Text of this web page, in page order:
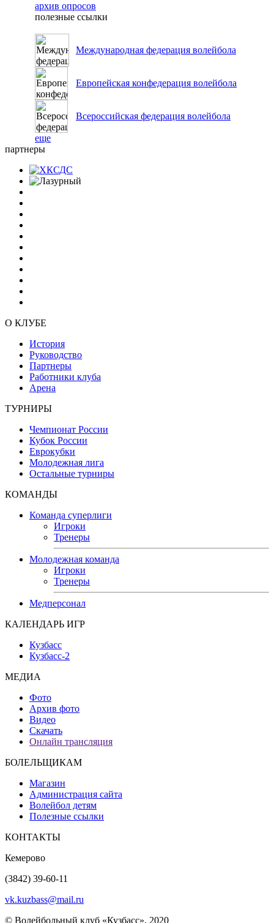
архив опросов
полезные ссылки
Международная федерация волейбола
Европейская конфедерация волейбола
Всероссийская федерация волейбола
еще
партнеры
О КЛУБЕ
История
Руководство
Партнеры
Работники клуба
Арена
ТУРНИРЫ
Чемпионат России
Кубок России
Еврокубки
Молодежная лига
Остальные турниры
КОМАНДЫ
Команда суперлиги
Игроки
Тренеры
Молодежная команда
Игроки
Тренеры
Медперсонал
КАЛЕНДАРЬ ИГР
Кузбасс
Кузбасс-2
МЕДИА
Фото
Архив фото
Видео
Скачать
Онлайн трансляция
БОЛЕЛЬЩИКАМ
Магазин
Администрация сайта
Волейбол детям
Полезные ссылки
КОНТАКТЫ
Кемерово
(3842) 39-60-11
vk.kuzbass@mail.ru
© Волейбольный клуб «Кузбасс», 2020